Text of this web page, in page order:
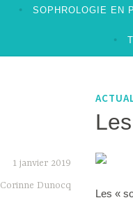
SOPHROLOGIE EN
1 janvier 2019
Corinne Dunocq
Les «